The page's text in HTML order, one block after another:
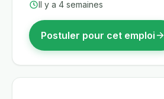
Il y a 4 semaines
Postuler pour cet emploi